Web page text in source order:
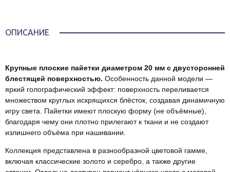
ОПИСАНИЕ
Крупные плоские пайетки диаметром 20 мм с двусторонней
блестящей поверхностью. Особенность данной модели —
яркий голографический эффект: поверхность переливается
множеством круглых искрящихся блёсток, создавая динамичную
игру света. Пайетки имеют плоскую форму (не объёмные),
благодаря чему они плотно прилегают к ткани и не создают
излишнего объёма при нашивании.
Коллекция представлена в разнообразной цветовой гамме,
включая классические золото и серебро, а также другие